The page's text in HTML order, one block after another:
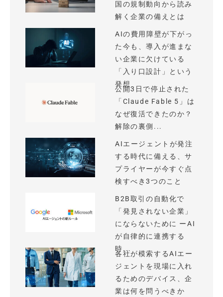
国の規制動向から読み
解く企業の備えとは
AIの費用障壁が下がっ
た今も、導入が進まな
い企業に欠けている
「入り口設計」という
発想
公開3日で停止された
「Claude Fable 5」は
なぜ復活できたのか？
解除の裏側...
AIエージェントが発注
する時代に備える、サ
プライヤーが今すぐ点
検すべき3つのこと
B2B取引の自動化で
「発見されない企業」
にならないために ーAI
が自律的に連携する
時...
各社が模索するAIエー
ジェントを現場に入れ
るためのデバイス、企
業は何を問うべきか